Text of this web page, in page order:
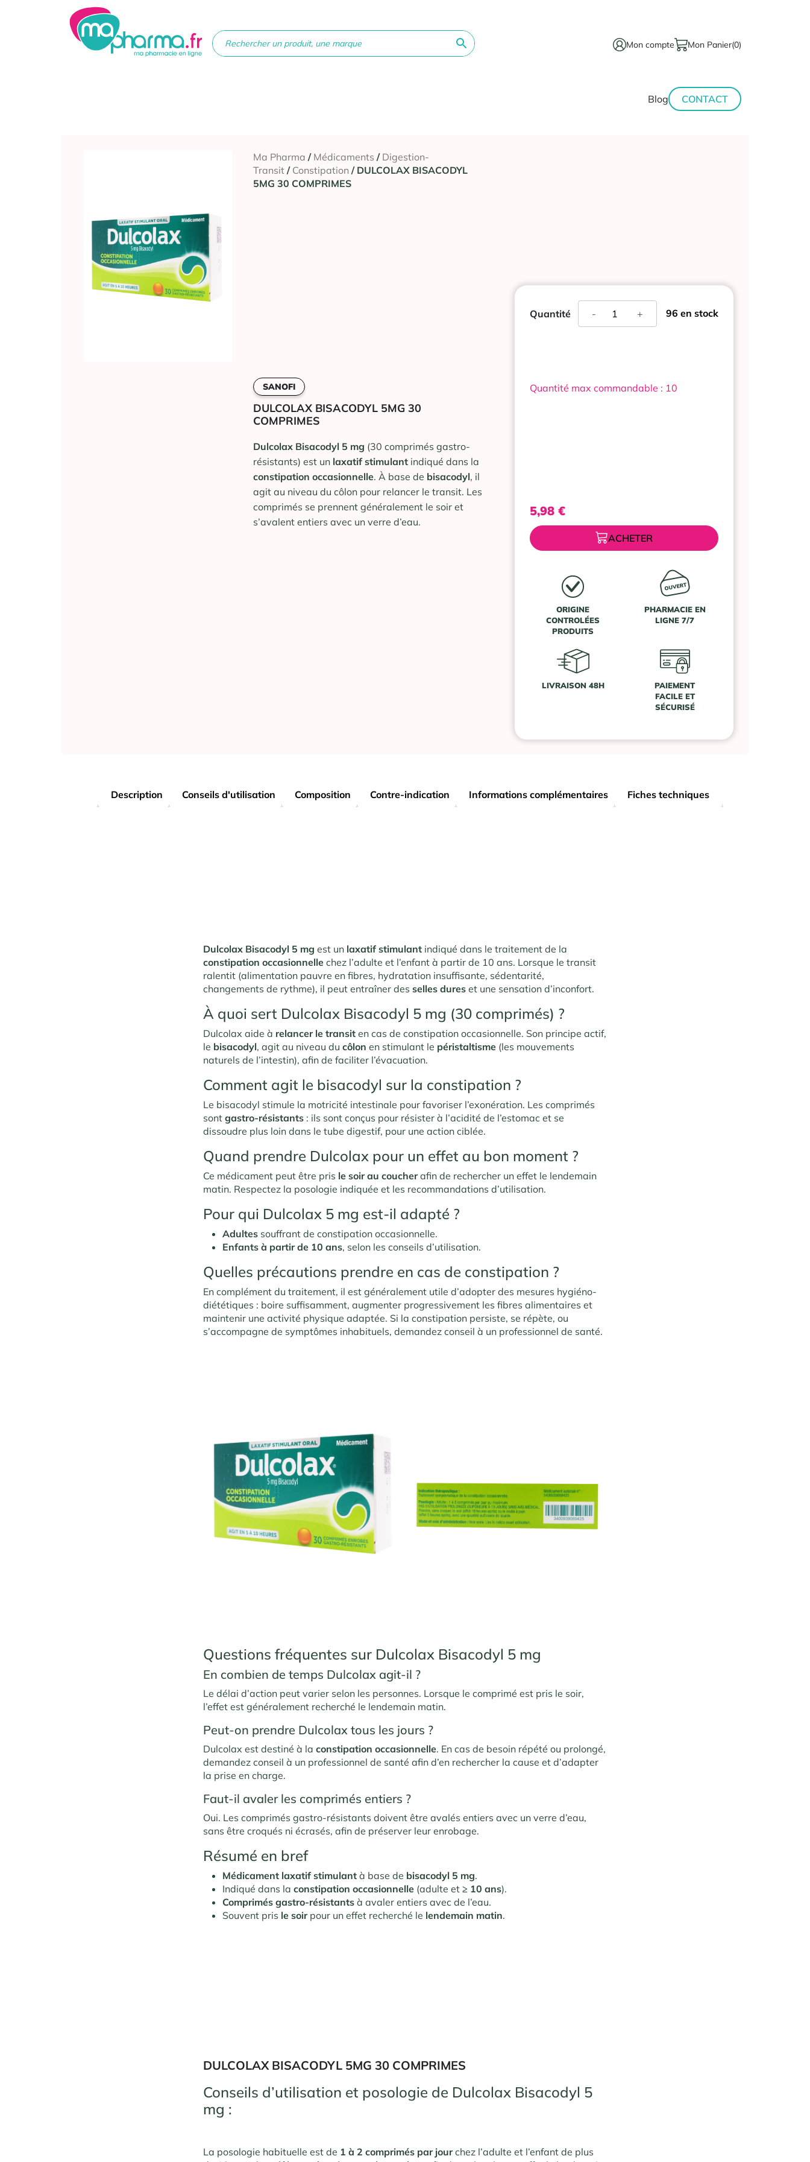
Mon compte Mon Panier(0)
Blog CONTACT
Ma Pharma / Médicaments / Digestion-
Transit / Constipation / DULCOLAX BISACODYL
5MG 30 COMPRIMES
SANOFI
DULCOLAX BISACODYL 5MG 30
COMPRIMES
Dulcolax Bisacodyl 5 mg (30 comprimés gastro-
résistants) est un laxatif stimulant indiqué dans la
constipation occasionnelle. À base de bisacodyl, il
agit au niveau du côlon pour relancer le transit. Les
comprimés se prennent généralement le soir et
s’avalent entiers avec un verre d’eau.
96 en stock
Quantité +
quantité
COMPRIMES
-
Quantité max commandable : 10
5,98 €
ACHETER
ORIGINE
CONTROLÉES
PRODUITS
PHARMACIE EN
LIGNE 7/7
LIVRAISON 48H
PAIEMENT
FACILE ET
SÉCURISÉ
Description Conseils d'utilisation Composition Contre-indication Informations complémentaires Fiches techniques
Dulcolax Bisacodyl 5 mg est un laxatif stimulant indiqué dans le traitement de la
constipation occasionnelle chez l’adulte et l’enfant à partir de 10 ans. Lorsque le transit
ralentit (alimentation pauvre en fibres, hydratation insuffisante, sédentarité,
changements de rythme), il peut entraîner desselles dures et une sensation d’inconfort.
À quoi sert Dulcolax Bisacodyl 5 mg (30 comprimés) ?
Dulcolax aide à relancer le transit en cas de constipation occasionnelle. Son principe actif,
le bisacodyl, agit au niveau ducôlon en stimulant le péristaltisme (les mouvements
naturels de l’intestin), afin de faciliter l’évacuation.
Comment agit le bisacodyl sur la constipation ?
Le bisacodyl stimule la motricité intestinale pour favoriser l’exonération. Les comprimés
sontgastro-résistants : ils sont conçus pour résister à l’acidité de l’estomac et se
dissoudre plus loin dans le tube digestif, pour une action ciblée.
Quand prendre Dulcolax pour un effet au bon moment ?
Ce médicament peut être pris le soir au coucherafin de rechercher un effet le lendemain
matin. Respectez la posologie indiquée et les recommandations d’utilisation.
Pour qui Dulcolax 5 mg est-il adapté ?
Adultes souffrant de constipation occasionnelle.
Enfants à partir de 10 ans, selon les conseils d’utilisation.
Quelles précautions prendre en cas de constipation ?
En complément du traitement, il est généralement utile d’adopter des mesures hygiéno-
diététiques : boire suffisamment, augmenter progressivement les fibres alimentaires et
maintenir une activité physique adaptée. Si la constipation persiste, se répète, ou
s’accompagne de symptômes inhabituels, demandez conseil à un professionnel de santé.
Questions fréquentes sur Dulcolax Bisacodyl 5 mg
En combien de temps Dulcolax agit-il ?
Le délai d’action peut varier selon les personnes. Lorsque le comprimé est pris le soir,
l’effet est généralement recherché le lendemain matin.
Peut-on prendre Dulcolax tous les jours ?
Dulcolax est destiné à laconstipation occasionnelle. En cas de besoin répété ou prolongé,
demandez conseil à un professionnel de santé afin d’en rechercher la cause et d’adapter
la prise en charge.
Faut-il avaler les comprimés entiers ?
Oui. Les comprimés gastro-résistants doivent être avalés entiers avec un verre d’eau,
sans être croqués ni écrasés, afin de préserver leur enrobage.
Résumé en bref
Médicament laxatif stimulant à base de bisacodyl 5 mg.
Indiqué dans laconstipation occasionnelle (adulte et≥ 10 ans).
Comprimés gastro-résistants à avaler entiers avec de l’eau.
Souvent pris le soirpour un effet recherché le lendemain matin.
DULCOLAX BISACODYL 5MG 30 COMPRIMES
Conseils d’utilisation et posologie de Dulcolax Bisacodyl 5
mg :
La posologie habituelle est de 1 à 2 comprimés par jourchez l’adulte et l’enfant de plus